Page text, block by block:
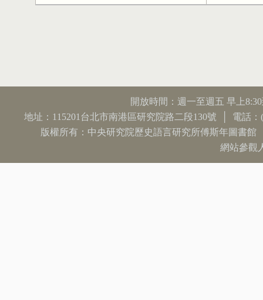
開放時間：週一至週五 早上
地址：115201台北市南港區研究院路二段130號 │ 電話：
版權所有：中央研究院歷史語言研究所傅斯年圖書
網站參觀